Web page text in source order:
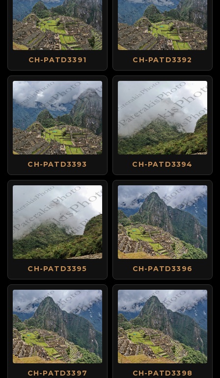
CH-PATD3391 CH-PATD3392
CH-PATD3393 CH-PATD3394
CH-PATD3395 CH-PATD3396
CH-PATD3397 CH-PATD3398